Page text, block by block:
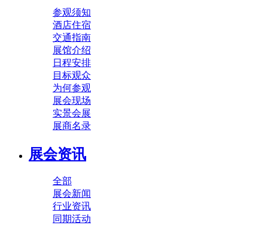
参观须知
酒店住宿
交通指南
展馆介绍
日程安排
目标观众
为何参观
展会现场
实景会展
展商名录
展会资讯
全部
展会新闻
行业资讯
同期活动